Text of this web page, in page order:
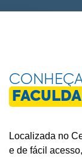
CONHEÇA
Localizada no
e de fácil